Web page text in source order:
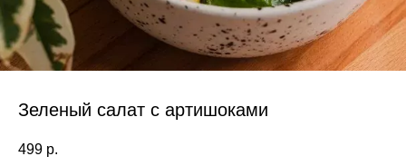
Зеленый салат с артишоками
499 р.